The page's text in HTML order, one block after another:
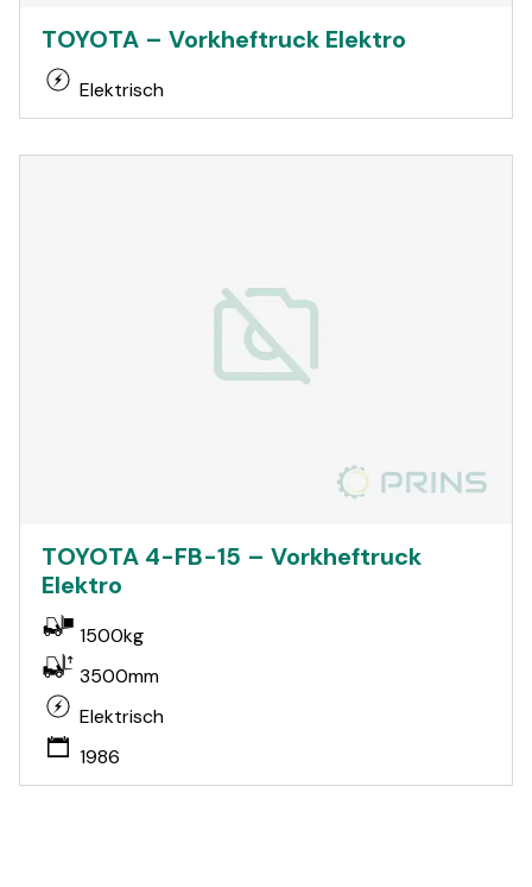
TOYOTA – Vorkheftruck Elektro
Elektrisch
TOYOTA 4-FB-15 – Vorkheftruck
Elektro
1500kg
3500mm
Elektrisch
1986